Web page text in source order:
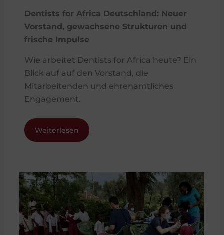
Dentists for Africa Deutschland: Neuer
Vorstand, gewachsene Strukturen und
frische Impulse
Wie arbeitet Dentists for Africa heute? Ein
Blick auf auf den Vorstand, die
Mitarbeitenden und ehrenamtliches
Engagement.
Weiterlesen